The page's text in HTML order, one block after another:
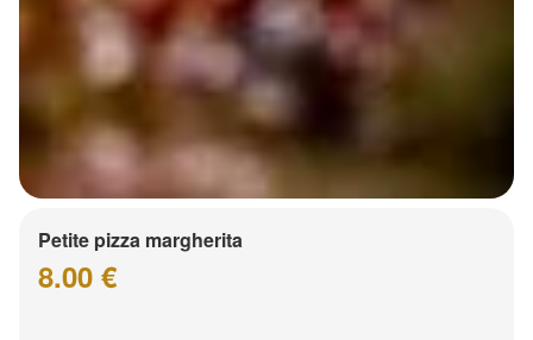
Petite pizza margherita
8.00 €